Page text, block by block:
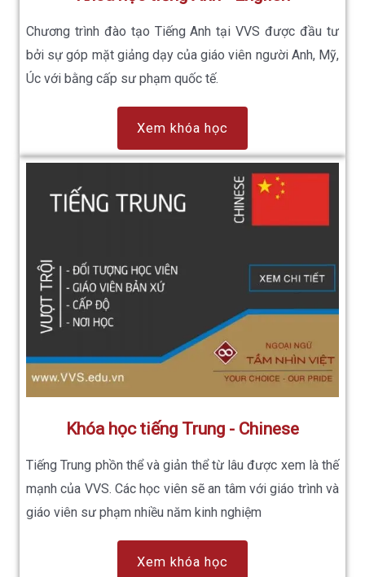
Chương trình đào tạo Tiếng Anh tại VVS được đầu tư
bởi sự góp mặt giảng dạy của giáo viên người Anh, Mỹ,
Úc với bằng cấp sư phạm quốc tế.
Xem khóa học
Khóa học tiếng Trung - Chinese
Tiếng Trung phồn thể và giản thể từ lâu được xem là thế
mạnh của VVS. Các học viên sẽ an tâm với giáo trình và
giáo viên sư phạm nhiều năm kinh nghiệm
Xem khóa học